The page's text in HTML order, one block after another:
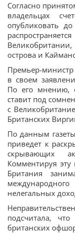
Согласно
владельцах
опубликовать
острова и
Премьер-
в своем
По его мнению,
ставит под
с
Британских
По данным
приведет к
скрывающих
Комментируя
Британия
нелегальных
подсчитала,
британских